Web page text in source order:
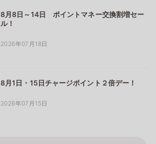
8月8日～14日 ポイントマネー交換割増セー
ル！
2026年07月18日
8月1日・15日チャージポイント２倍デー！
2026年07月15日